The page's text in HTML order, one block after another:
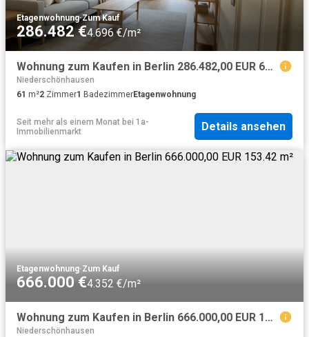
Etagenwohnung·Zum Kauf
286.482 €4.696 €/m²
Wohnung zum Kaufen in Berlin 286.482,00 EUR 61 m²
Niederschönhausen
61 m²2 Zimmer1 BadezimmerEtagenwohnung
Seit mehr als einem Monat bei 1a-
Immobilienmarkt
Details ansehen
Etagenwohnung·Zum Kauf
666.000 €4.352 €/m²
Wohnung zum Kaufen in Berlin 666.000,00 EUR 153.42 m²
Niederschönhausen